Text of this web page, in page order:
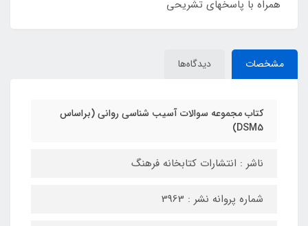
همراه با پاسخهای تشریحی
مشخصات دیدگاه‌ها
کتاب مجموعه سوالات آسیب شناسی روانی (براساس
DSM5)
ناشر : انتشارات کتابخانه فرهنگ
شماره پروانه نشر : 3963